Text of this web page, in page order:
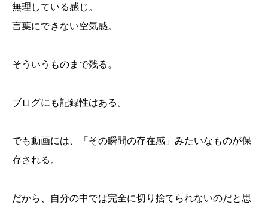
無理している感じ。
言葉にできない空気感。
そういうものまで残る。
ブログにも記録性はある。
でも動画には、「その瞬間の存在感」みたいなものが保
存される。
だから、自分の中では完全に切り捨てられないのだと思